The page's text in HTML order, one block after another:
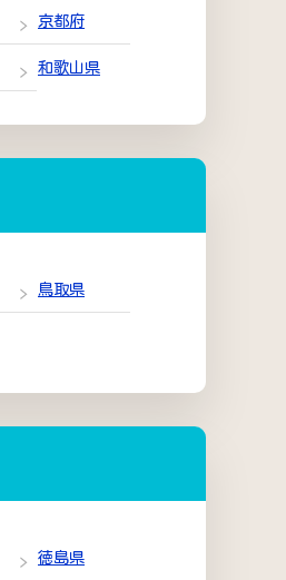
京都府
和歌山県
鳥取県
徳島県